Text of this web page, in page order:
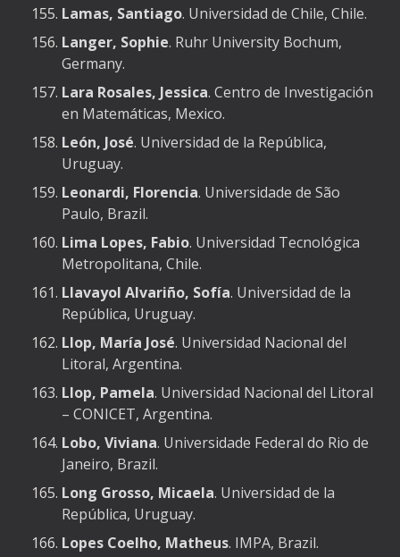
Lamas, Santiago. Universidad de Chile, Chile.
Langer, Sophie. Ruhr University Bochum,
Germany.
Lara Rosales, Jessica. Centro de Investigación
en Matemáticas, Mexico.
León, José. Universidad de la República,
Uruguay.
Leonardi, Florencia. Universidade de São
Paulo, Brazil.
Lima Lopes, Fabio. Universidad Tecnológica
Metropolitana, Chile.
Llavayol Alvariño, Sofía. Universidad de la
República, Uruguay.
Llop, María José. Universidad Nacional del
Litoral, Argentina.
Llop, Pamela. Universidad Nacional del Litoral
– CONICET, Argentina.
Lobo, Viviana. Universidade Federal do Rio de
Janeiro, Brazil.
Long Grosso, Micaela. Universidad de la
República, Uruguay.
Lopes Coelho, Matheus. IMPA, Brazil.